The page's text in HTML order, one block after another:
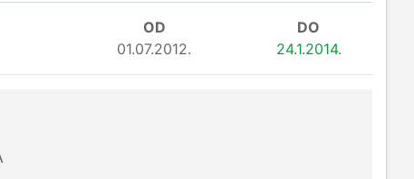
OD
DO
01.07.2012. 24.1.2014.